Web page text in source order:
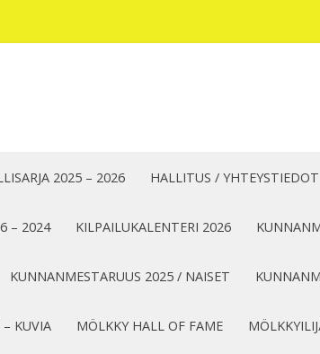
sisältöön
2025 – 2026 HALLITUS / YHTEYSTIEDOT
– 2024 KILPAILUKALENTERI 2026
KUNNANMESTARUUS 2025 / NAISET
KUVIA MÖLKKY HALL OF FAME